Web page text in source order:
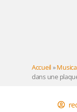
Accueil»
dans une